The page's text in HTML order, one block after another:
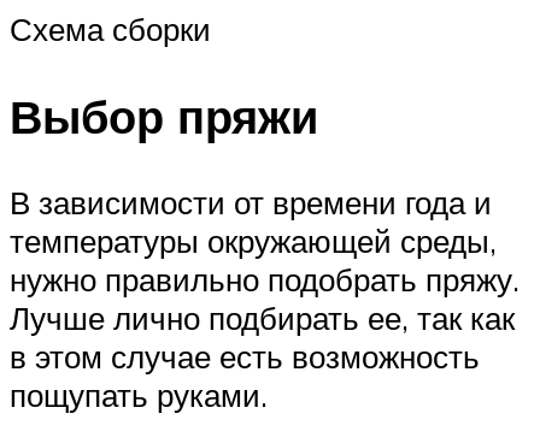
Схема сборки
Выбор пряжи
В зависимости от времени года и
температуры окружающей среды,
нужно правильно подобрать пряжу.
Лучше лично подбирать ее, так как
в этом случае есть возможность
пощупать руками.